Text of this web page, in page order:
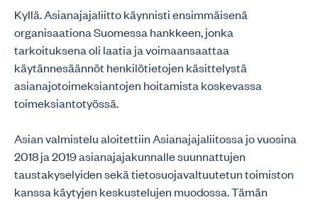
Kyllä. Asianajajaliitto käynnisti ensimmäisenä
organisaationa Suomessa hankkeen, jonka
tarkoituksena oli laatia ja voimaansaattaa
käytännesäännöt henkilötietojen käsittelystä
asianajotoimeksiantojen hoitamista koskevassa
toimeksiantotyössä.
Asian valmistelu aloitettiin Asianajajaliitossa jo vuosina
2018 ja 2019 asianajajakunnalle suunnattujen
taustakyselyiden sekä tietosuojavaltuutetun toimiston
kanssa käytyjen keskustelujen muodossa. Tämän